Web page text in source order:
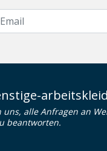
uns, alle Anfragen an
beantworten.